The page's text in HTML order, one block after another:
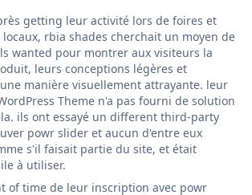
getting leur activité lors de foires et
rbia shades cherchait un moyen de
wanted pour montrer aux visiteurs la
leurs conceptions légères et
manière visuellement attrayante. leur
Theme n'a pas fourni de solution
ils ont essayé un different third-party
powr slider et aucun d'entre eux
s'il faisait partie du site, et était
à utiliser.
of time de leur inscription avec powr